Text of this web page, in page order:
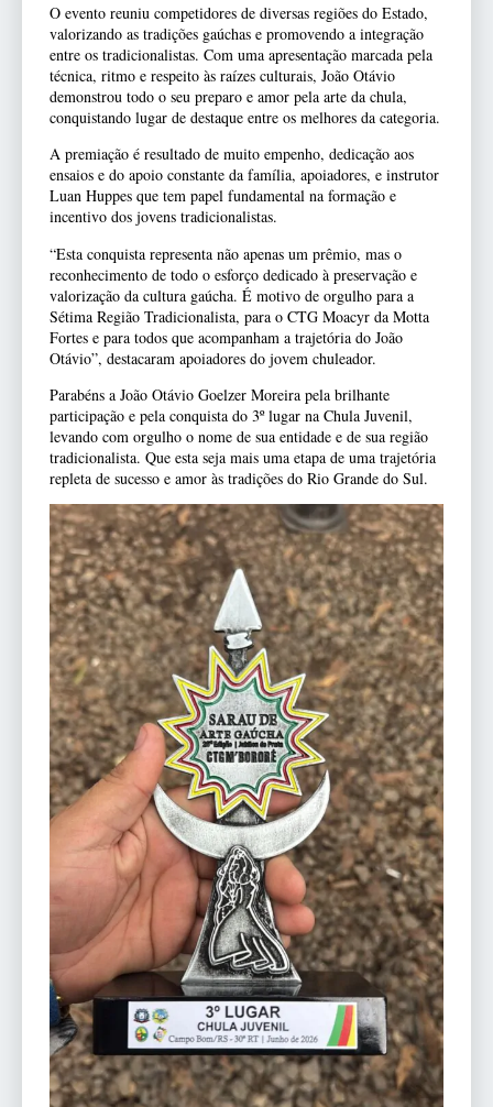
O evento reuniu competidores de diversas regiões do Estado,
valorizando as tradições gaúchas e promovendo a integração
entre os tradicionalistas. Com uma apresentação marcada pela
técnica, ritmo e respeito às raízes culturais, João Otávio
demonstrou todo o seu preparo e amor pela arte da chula,
conquistando lugar de destaque entre os melhores da categoria.
A premiação é resultado de muito empenho, dedicação aos
ensaios e do apoio constante da família, apoiadores, e instrutor
Luan Huppes que tem papel fundamental na formação e
incentivo dos jovens tradicionalistas.
“Esta conquista representa não apenas um prêmio, mas o
reconhecimento de todo o esforço dedicado à preservação e
valorização da cultura gaúcha. É motivo de orgulho para a
Sétima Região Tradicionalista, para o CTG Moacyr da Motta
Fortes e para todos que acompanham a trajetória do João
Otávio”, destacaram apoiadores do jovem chuleador.
Parabéns a João Otávio Goelzer Moreira pela brilhante
participação e pela conquista do 3º lugar na Chula Juvenil,
levando com orgulho o nome de sua entidade e de sua região
tradicionalista. Que esta seja mais uma etapa de uma trajetória
repleta de sucesso e amor às tradições do Rio Grande do Sul.